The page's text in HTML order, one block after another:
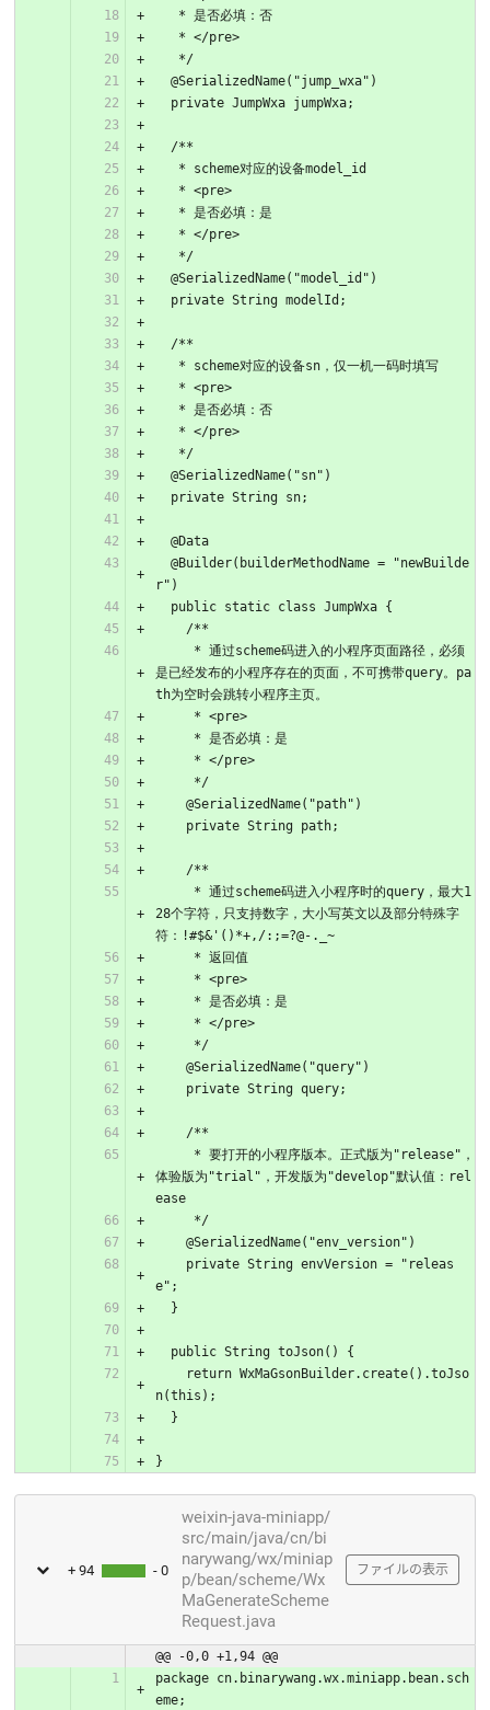
   * 是否必填：否
   * </pre>
   */
  @SerializedName("jump_wxa")
  private JumpWxa jumpWxa;
  /**
   * scheme对应的设备model_id
   * <pre>
   * 是否必填：是
   * </pre>
   */
  @SerializedName("model_id")
  private String modelId;
  /**
   * scheme对应的设备sn，仅一机一码时填写
   * <pre>
   * 是否必填：否
   * </pre>
   */
  @SerializedName("sn")
  private String sn;
  @Data
r")
  public static class JumpWxa {
    /**
是已经发布的小程序存在的页面，不可携带query。pa
th为空时会跳转小程序主页。
     * <pre>
     * 是否必填：是
     * </pre>
     */
    @SerializedName("path")
    private String path;
    /**
28个字符，只支持数字，大小写英文以及部分特殊字
符：!#$&'()*+,/:;=?@-._~
     * 返回值
     * <pre>
     * 是否必填：是
     * </pre>
     */
    @SerializedName("query")
    private String query;
    /**
体验版为"trial"，开发版为"develop"默认值：rel
ease
     */
    @SerializedName("env_version")
e";
  }
  public String toJson() {
n(this);
  }
}
+ 94 - 0
weixin-java-miniapp/
src/main/java/cn/bi
narywang/wx/miniap
p/bean/scheme/Wx
MaGenerateScheme
Request.java
ファイルの表示
@@ -0,0 +1,94 @@
package cn.binarywang.wx.miniapp.bean.sch
eme;